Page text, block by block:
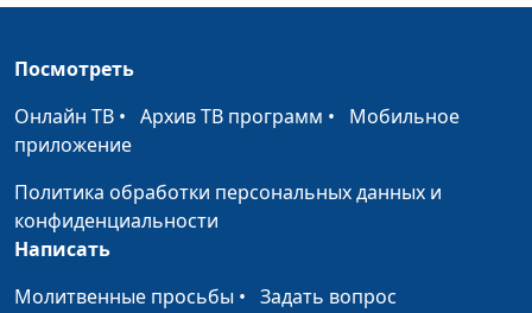
студенчества:
праздник всех
студентов
2021: будет ли
Крещение в этом
году?
Мария Мараханова,
Посмотреть
Онлайн ТВ • Архив ТВ программ • Мобильное
приложение
Политика обработки персональных данных и
конфиденциальности
Написать
Молитвенные просьбы • Задать вопрос